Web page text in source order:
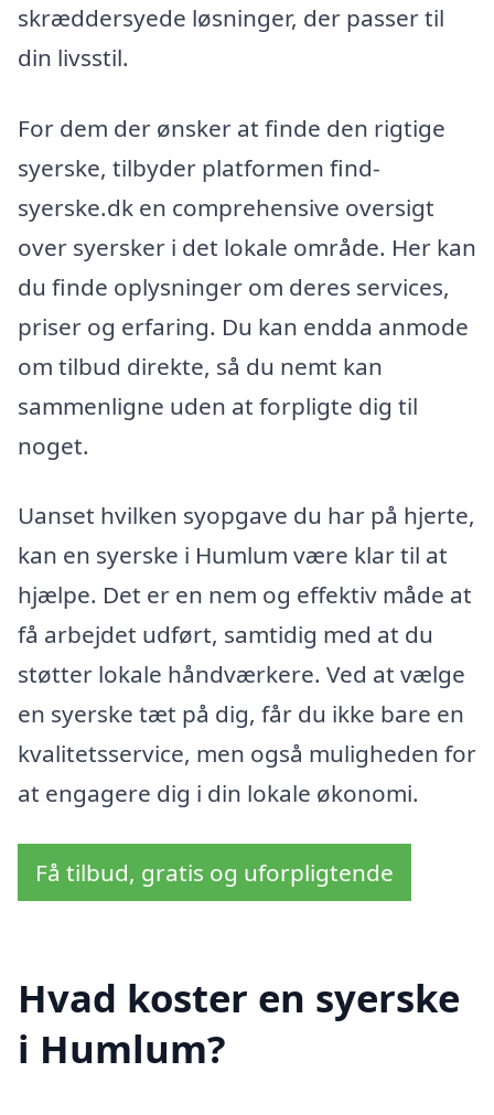
skræddersyede løsninger, der passer til
din livsstil.
For dem der ønsker at finde den rigtige
syerske, tilbyder platformen find-
syerske.dk en comprehensive oversigt
over syersker i det lokale område. Her kan
du finde oplysninger om deres services,
priser og erfaring. Du kan endda anmode
om tilbud direkte, så du nemt kan
sammenligne uden at forpligte dig til
noget.
Uanset hvilken syopgave du har på hjerte,
kan en syerske i Humlum være klar til at
hjælpe. Det er en nem og effektiv måde at
få arbejdet udført, samtidig med at du
støtter lokale håndværkere. Ved at vælge
en syerske tæt på dig, får du ikke bare en
kvalitetsservice, men også muligheden for
at engagere dig i din lokale økonomi.
Få tilbud, gratis og uforpligtende
Hvad koster en syerske
i Humlum?